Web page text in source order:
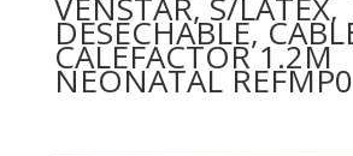
DESECHABLE,
CALEFACTOR 1.2M
NEONATAL